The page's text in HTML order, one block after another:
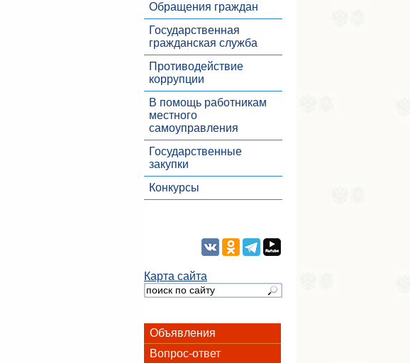
Обращения граждан
Государственная
гражданская служба
Противодействие
коррупции
В помощь работникам
местного
самоуправления
Государственные
закупки
Конкурсы
Карта сайта
Объявления
Вопрос-ответ